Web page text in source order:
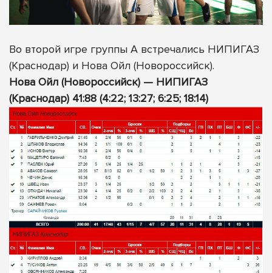
Во второй игре группы А встречались НИПИГАЗ
(Краснодар) и Нова Ойл (Новороссийск).
Нова Ойл (Новороссийск) — НИПИГАЗ
(Краснодар) 41:88 (4:22; 13:27; 6:25; 18:14)